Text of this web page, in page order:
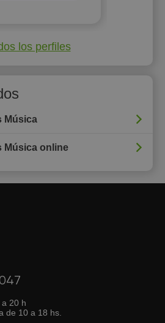
los perfiles
Música
Música online
20 h
de 10 a 18 hs.